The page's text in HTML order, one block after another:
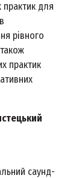
практик для
рівного
практик
саунд-